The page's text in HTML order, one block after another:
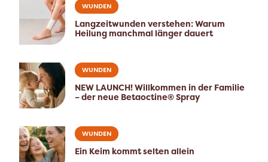
WUNDEN
Langzeitwunden verstehen: Warum
Heilung manchmal länger dauert
WUNDEN
NEW LAUNCH! Willkommen in der Familie
– der neue Betaoctine® Spray
WUNDEN
Ein Keim kommt selten allein